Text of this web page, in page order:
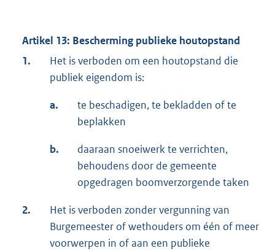
Artikel 13: Bescherming publieke houtopstand
1.
Het is verboden om een houtopstand die
publiek eigendom is:
a.
te beschadigen, te bekladden of te
beplakken
b.
daaraan snoeiwerk te verrichten,
behoudens door de gemeente
opgedragen boomverzorgende taken
2.
Het is verboden zonder vergunning van
Burgemeester of wethouders om één of meer
voorwerpen in of aan een publieke